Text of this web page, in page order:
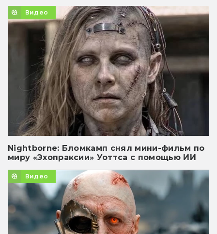
Видео
Nightborne: Бломкамп снял мини-фильм по
миру «Эхопраксии» Уоттса с помощью ИИ
Видео